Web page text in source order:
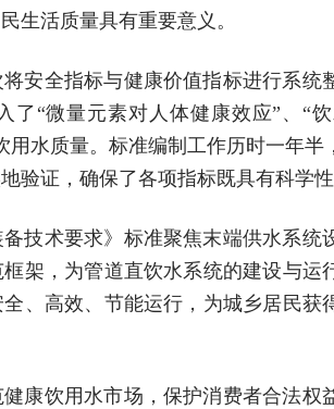
生活质量具有重要意义。
将安全指标与健康价值指标进行系
了“微量元素对人体健康效应”、“
用水质量。标准编制工作历时一年
验证，确保了各项指标既具有科学性
备技术要求》标准聚焦末端供水系
架，为管道直饮水系统的建设与运
、高效、节能运行，为城乡居民获
康饮用水市场，保护消费者合法权